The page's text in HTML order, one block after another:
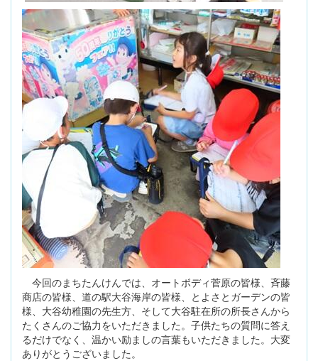
今回のまちたんけんでは、オートボディ菅原の皆様、斉藤
商店の皆様、道の駅大谷海岸の皆様、とよさとガーデンの皆
様、大谷幼稚園の先生方、そして大谷駐在所の所長さんから
たくさんのご協力をいただきました。子供たちの質問に答え
るだけでなく、温かい励ましの言葉もいただきました。大変
ありがとうございました。